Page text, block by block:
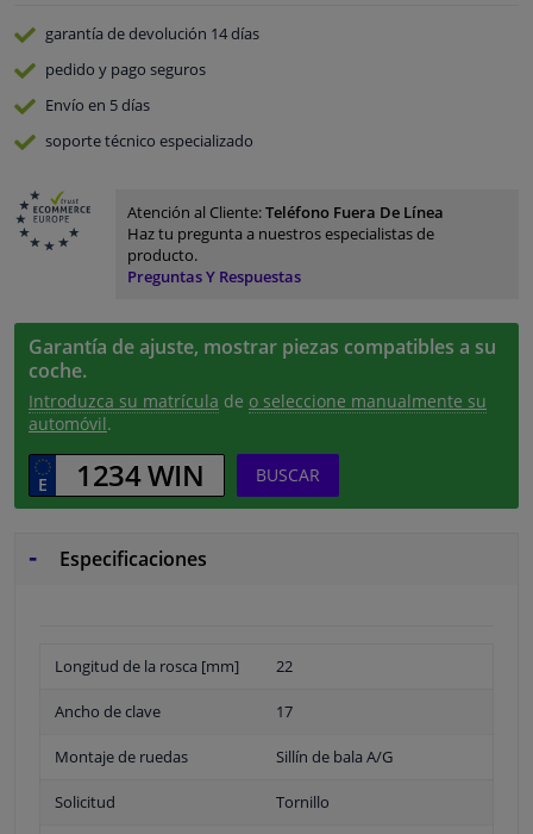
garantía de devolución 14 días
pedido y pago seguros
Envío en 5 días
soporte técnico especializado
Atención al Cliente:Teléfono Fuera De Línea
Haz tu pregunta a nuestros especialistas de
producto.
Preguntas Y Respuestas
Garantía de ajuste, mostrar piezas compatibles a su
coche.
Introduzca su matrícula de o seleccione manualmente su
automóvil.
BUSCAR
Especificaciones
Longitud de la rosca [mm] 22
Ancho de clave 17
Montaje de ruedas Sillín de bala A/G
Solicitud Tornillo